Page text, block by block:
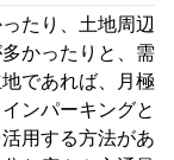
たり、土地周辺
かったりと、需
であれば、月極
ンパーキングと
用する方法があ